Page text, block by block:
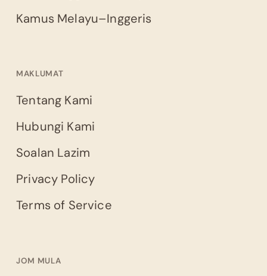
Kamus Melayu–Inggeris
MAKLUMAT
Tentang Kami
Hubungi Kami
Soalan Lazim
Privacy Policy
Terms of Service
JOM MULA